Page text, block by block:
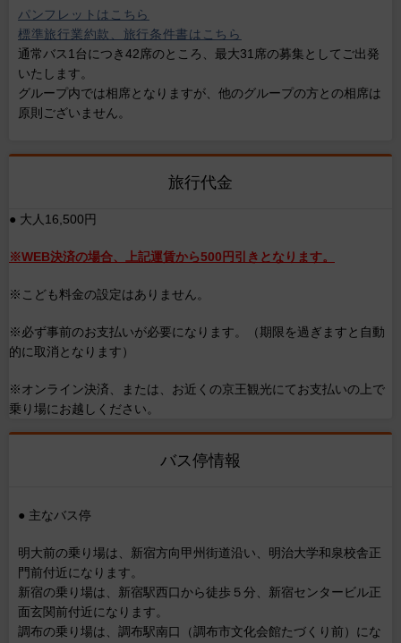
パンフレットはこちら
標準旅行業約款、旅行条件書はこちら
通常バス1台につき42席のところ、最大31席の募集としてご出発
いたします。
グループ内では相席となりますが、他のグループの方との相席は
原則ございません。
旅行代金
● 大人16,500円
※WEB決済の場合、上記運賃から500円引きとなります。
※こども料金の設定はありません。
※必ず事前のお支払いが必要になります。（期限を過ぎますと自動
的に取消となります）
※オンライン決済、または、お近くの京王観光にてお支払いの上で
乗り場にお越しください。
バス停情報
● 主なバス停
明大前の乗り場は、新宿方向甲州街道沿い、明治大学和泉校舎正
門前付近になります。
新宿の乗り場は、新宿駅西口から徒歩５分、新宿センタービル正
面玄関前付近になります。
調布の乗り場は、調布駅南口（調布市文化会館たづくり前）にな